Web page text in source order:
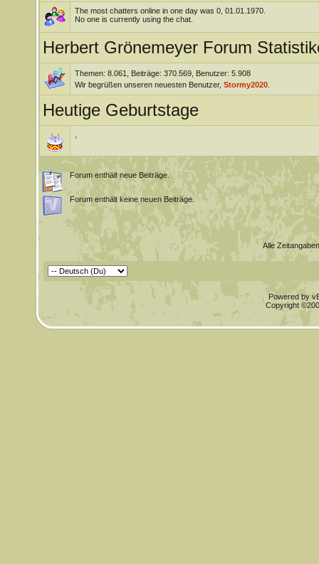
The most chatters online in one day was 0, 01.01.1970.
No one is currently using the chat.
Herbert Grönemeyer Forum
Themen: 8.061, Beiträge: 370.569, Benutzer: 5.908
Wir begrüßen unseren neuesten Benutzer, Stormy2020.
Heutige Geburtstage
Forum enthält neue Beiträge.
Forum enthält keine neuen Beiträge.
Alle
Powered by
Copyright